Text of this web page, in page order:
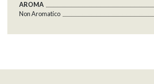
AROMA
Non Aromatico